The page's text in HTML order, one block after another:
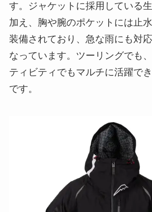
す。ジャケットに採用している
加え、胸や腕のポケットには止
装備されており、急な雨にも対
なっています。ツーリングでも
ティビティでもマルチに活躍で
です。